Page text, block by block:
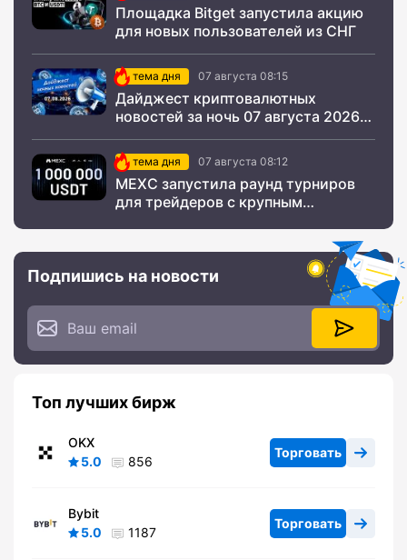
Площадка Bitget запустила акцию
для новых пользователей из СНГ
тема дня 07 августа 08:15
Дайджест криптовалютных
новостей за ночь 07 августа 2026
года
тема дня 07 августа 08:12
MEXC запустила раунд турниров
для трейдеров с крупным
Подпишись на новости
Топ лучших бирж
OKX
5.0
856
Торговать
Bybit
5.0
1187
Торговать